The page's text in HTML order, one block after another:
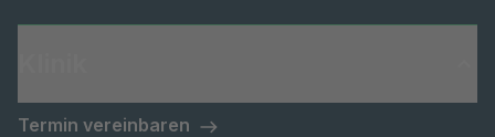
Termin vereinbaren